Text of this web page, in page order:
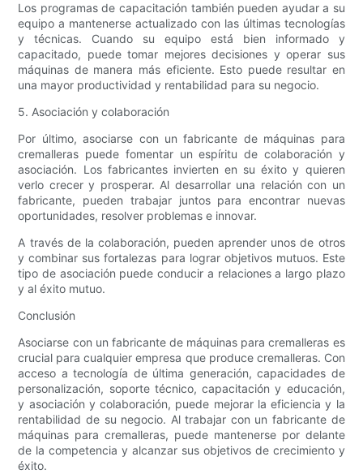
Los programas de capacitación también pueden ayudar a su
equipo a mantenerse actualizado con las últimas tecnologías
y técnicas. Cuando su equipo está bien informado y
capacitado, puede tomar mejores decisiones y operar sus
máquinas de manera más eficiente. Esto puede resultar en
una mayor productividad y rentabilidad para su negocio.
5. Asociación y colaboración
Por último, asociarse con un fabricante de máquinas para
cremalleras puede fomentar un espíritu de colaboración y
asociación. Los fabricantes invierten en su éxito y quieren
verlo crecer y prosperar. Al desarrollar una relación con un
fabricante, pueden trabajar juntos para encontrar nuevas
oportunidades, resolver problemas e innovar.
A través de la colaboración, pueden aprender unos de otros
y combinar sus fortalezas para lograr objetivos mutuos. Este
tipo de asociación puede conducir a relaciones a largo plazo
y al éxito mutuo.
Conclusión
Asociarse con un fabricante de máquinas para cremalleras es
crucial para cualquier empresa que produce cremalleras. Con
acceso a tecnología de última generación, capacidades de
personalización, soporte técnico, capacitación y educación,
y asociación y colaboración, puede mejorar la eficiencia y la
rentabilidad de su negocio. Al trabajar con un fabricante de
máquinas para cremalleras, puede mantenerse por delante
de la competencia y alcanzar sus objetivos de crecimiento y
éxito.